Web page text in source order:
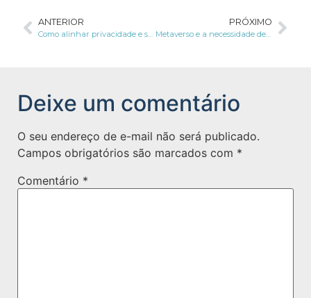
ANTERIOR
Como alinhar privacidade e segurança dos dados às estratégias ESG?
PRÓXIMO
Metaverso e a necessidade de aplicação da LGPD
Deixe um comentário
O seu endereço de e-mail não será publicado.
Campos obrigatórios são marcados com *
Comentário *